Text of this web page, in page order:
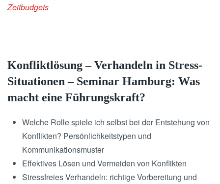
Zeitbudgets
Konfliktlösung – Verhandeln in Stress-
Situationen – Seminar Hamburg: Was
macht eine Führungskraft?
Welche Rolle spiele ich selbst bei der Entstehung von
Konflikten? Persönlichkeitstypen und
Kommunikationsmuster
Effektives Lösen und Vermeiden von Konflikten
Stressfreies Verhandeln: richtige Vorbereitung und